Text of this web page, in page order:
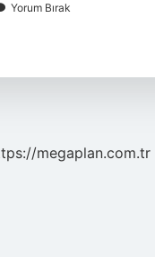
Yorum Bırak
megaplan.com.tr